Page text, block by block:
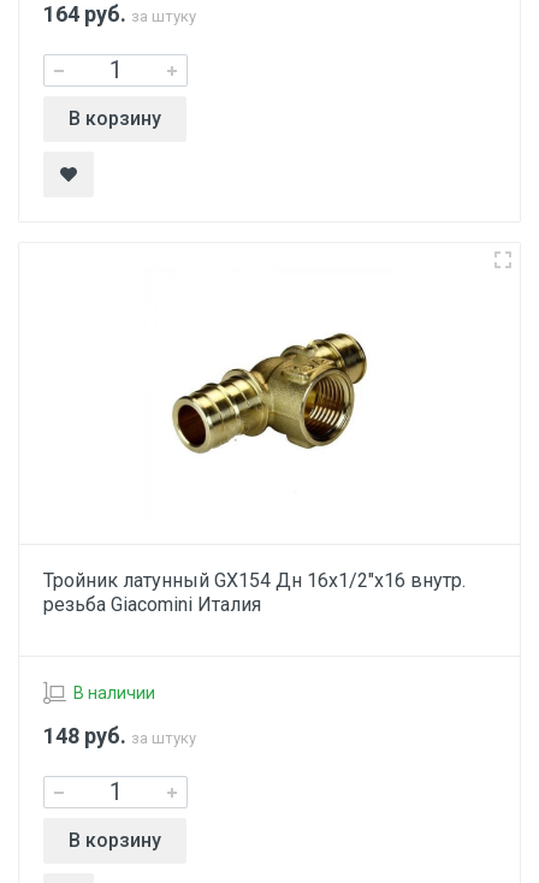
164 руб. за штуку
В корзину
Тройник латунный GX154 Дн 16х1/2"х16 внутр.
резьба Giacomini Италия
В наличии
148 руб. за штуку
В корзину